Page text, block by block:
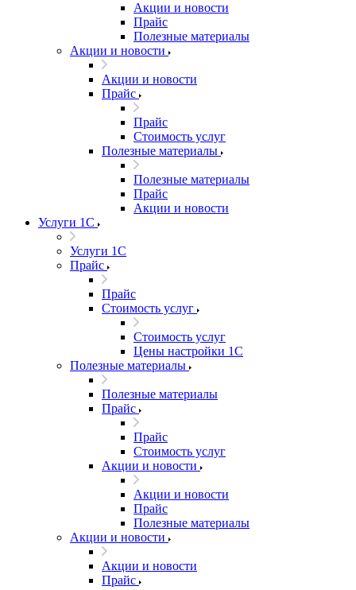
Акции и новости
Прайс
Полезные материалы
Акции и новости
Акции и новости
Прайс
Прайс
Стоимость услуг
Полезные материалы
Полезные материалы
Прайс
Акции и новости
Услуги 1С
Услуги 1С
Прайс
Прайс
Стоимость услуг
Стоимость услуг
Цены настройки 1С
Полезные материалы
Полезные материалы
Прайс
Прайс
Стоимость услуг
Акции и новости
Акции и новости
Прайс
Полезные материалы
Акции и новости
Акции и новости
Прайс